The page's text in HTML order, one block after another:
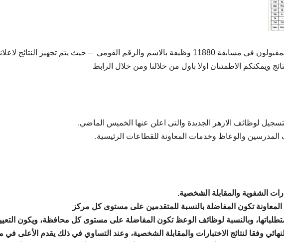
أخر أخبار مسابقة الأزهر الشريف – المقبولون في مسابقة 11880 وظيفة بالاسم والرقم القومي – حيث يتم تجهيز النتائج
ويمكنكم الاطمئنان اولا باول من خلالنا ومن خلال الرابط
والوعاظ وخدمات المعاونة للقطاعات الرئيسية.
وبالنسبة لوظائف الوعظ تكون المفاضلة على مستوى كل محافظة، ويكون
وفقا لنتائج الاختبارات والمقابلة الشخصية، وعند التساوي في ذلك يقدم الأعلى في